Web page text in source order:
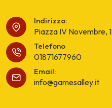
Indirizzo:
Piazza IV Novembre,
Telefono
01871677960
Email:
info@gamesalley.it